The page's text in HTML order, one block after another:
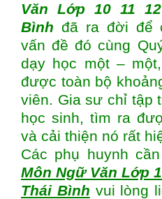
Văn Lớp 10 11
Bình đã ra đời để
vấn đề đó cùng
dạy học một –
được toàn bộ
viên. Gia sư chỉ tập
học sinh, tìm ra
và cải thiện nó rất
Các phụ huynh cần
Môn Ngữ Văn Lớp
Thái Bình vui lòng